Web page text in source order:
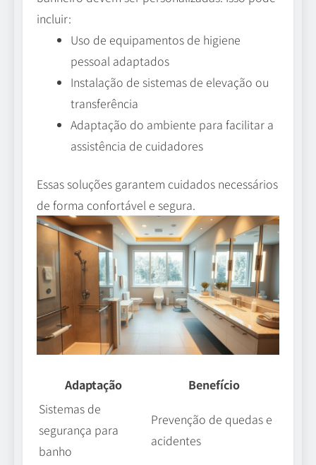
incluir:
Uso de equipamentos de higiene
pessoal adaptados
Instalação de sistemas de elevação ou
transferência
Adaptação do ambiente para facilitar a
assistência de cuidadores
Essas soluções garantem cuidados necessários
de forma confortável e segura.
Adaptação
Benefício
Sistemas de
segurança para
banho
Prevenção de quedas e
acidentes